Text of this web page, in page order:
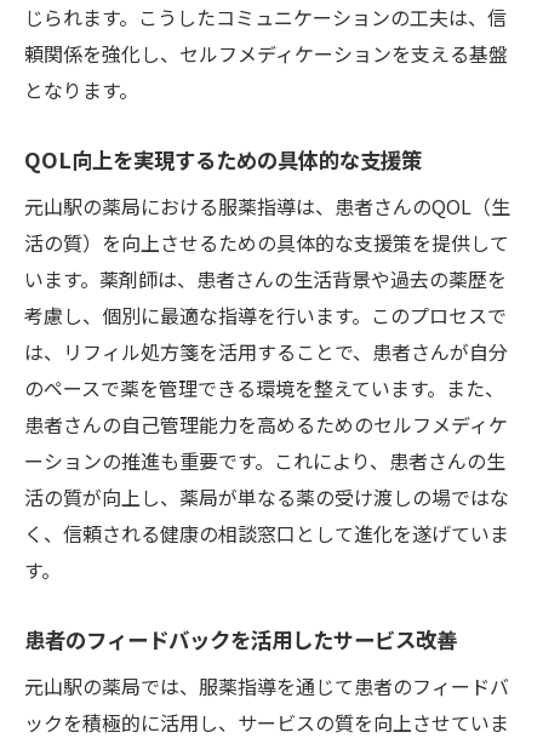
じられます。こうしたコミュニケーションの工夫は、信
頼関係を強化し、セルフメディケーションを支える基盤
となります。
QOL向上を実現するための具体的な支援策
元山駅の薬局における服薬指導は、患者さんのQOL（生
活の質）を向上させるための具体的な支援策を提供して
います。薬剤師は、患者さんの生活背景や過去の薬歴を
考慮し、個別に最適な指導を行います。このプロセスで
は、リフィル処方箋を活用することで、患者さんが自分
のペースで薬を管理できる環境を整えています。また、
患者さんの自己管理能力を高めるためのセルフメディケ
ーションの推進も重要です。これにより、患者さんの生
活の質が向上し、薬局が単なる薬の受け渡しの場ではな
く、信頼される健康の相談窓口として進化を遂げていま
す。
患者のフィードバックを活用したサービス改善
元山駅の薬局では、服薬指導を通じて患者のフィードバ
ックを積極的に活用し、サービスの質を向上させていま